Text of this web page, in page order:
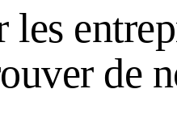
les
de